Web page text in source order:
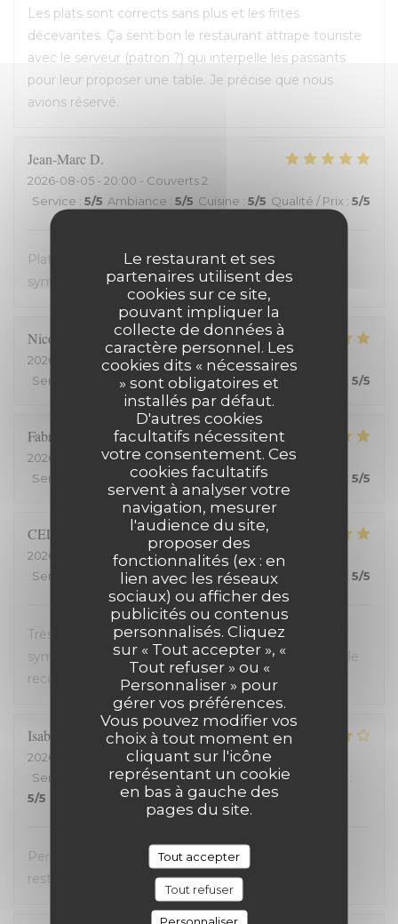
Le restaurant et ses
partenaires utilisent des
cookies sur ce site,
pouvant impliquer la
collecte de données à
caractère personnel. Les
cookies dits « nécessaires
» sont obligatoires et
installés par défaut.
D'autres cookies
facultatifs nécessitent
votre consentement. Ces
cookies facultatifs
servent à analyser votre
navigation, mesurer
l'audience du site,
proposer des
fonctionnalités (ex : en
lien avec les réseaux
sociaux) ou afficher des
publicités ou contenus
personnalisés. Cliquez
sur « Tout accepter », «
Tout refuser » ou «
Personnaliser » pour
gérer vos préférences.
Vous pouvez modifier vos
choix à tout moment en
cliquant sur l'icône
représentant un cookie
en bas à gauche des
pages du site.
Tout accepter
Tout refuser
Personnaliser
Les plats sont corrects sans plus et les frites
décevantes. Ça sent bon le restaurant attrape touriste
avec le serveur (patron ?) qui interpelle les passants
pour leur proposer une table. Je précise que nous
avions réservé.
Jean-MarcD
2026-08-05 - 20:00 - Couverts 2
Service : 5/5 Ambiance : 5/5 Cuisine : 5/5 Qualité / Prix : 5/5
Plats avec des produits frais. Très bon. Accueil très
sympathique. Service efficace. On en redemande !
Nicolas
2026-08-03
- 19:15 - Couverts 2
Service
Ambiance :5/5 Cuisine:5/5 Qualité / Prix 5/5
Fabrice
2026-07-25
- 20:00 - Couverts 2
Service
Ambiance:5/5 Cuisine: 5/5 5/5
CELINE
2026-07-23
- 19:45 - Couverts 2
Service
Ambiance:5/5 Cuisine:5/5 Qualité / Prix 5/5
Très bon restaurant, service extrêmement
sympathique, coup de coeur pour le welsh revisité. Je
recommande !
Isabelle
2026-07-20
- 19:30 - Couverts 2
Service
Ambiance:4/5 Cuisine:4/5 Qualité / Prix
:
5/5
Personnel très accueillant, très bons plats, carte
restreinte